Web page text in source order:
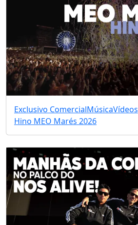
Exclusivo ComercialMúsicaVídeos
Hino MEO Marés 2026